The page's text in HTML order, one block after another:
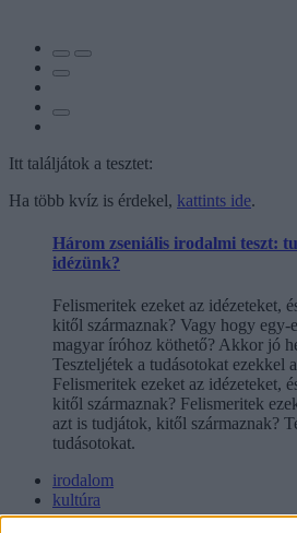
Itt találjátok a tesztet:
Ha több kvíz is érdekel, kattints ide.
Három zseniális irodalmi teszt:
idézünk?
Felismeritek ezeket az idézeteket,
kitől származnak? Vagy hogy egy-
magyar íróhoz köthető? Akkor jó
Teszteljétek a tudásotokat ezekkel
Felismeritek ezeket az idézeteket,
kitől származnak? Felismeritek
azt is tudjátok, kitől származnak?
tudásotokat.
irodalom
kultúra
teszt